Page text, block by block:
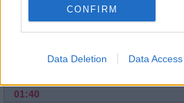
CONFIRM
Data Deletion Data Access
-
01:40
Grantchester
Serie/ Krimiserie